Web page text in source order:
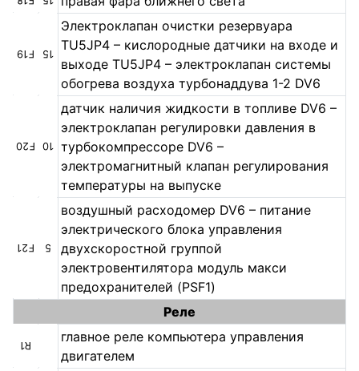
F19 15
Электроклапан очистки резервуара
TU5JP4 – кислородные датчики на входе и
выходе TU5JP4 – электроклапан системы
обогрева воздуха турбонаддува 1-2 DV6
F20 10
датчик наличия жидкости в топливе DV6 –
электроклапан регулировки давления в
турбокомпрессоре DV6 –
электромагнитный клапан регулирования
температуры на выпуске
F21 5
воздушный расходомер DV6 – питание
электрического блока управления
двухскоростной группой
электровентилятора модуль макси
предохранителей (PSF1)
Реле
R1
главное реле компьютера управления
двигателем